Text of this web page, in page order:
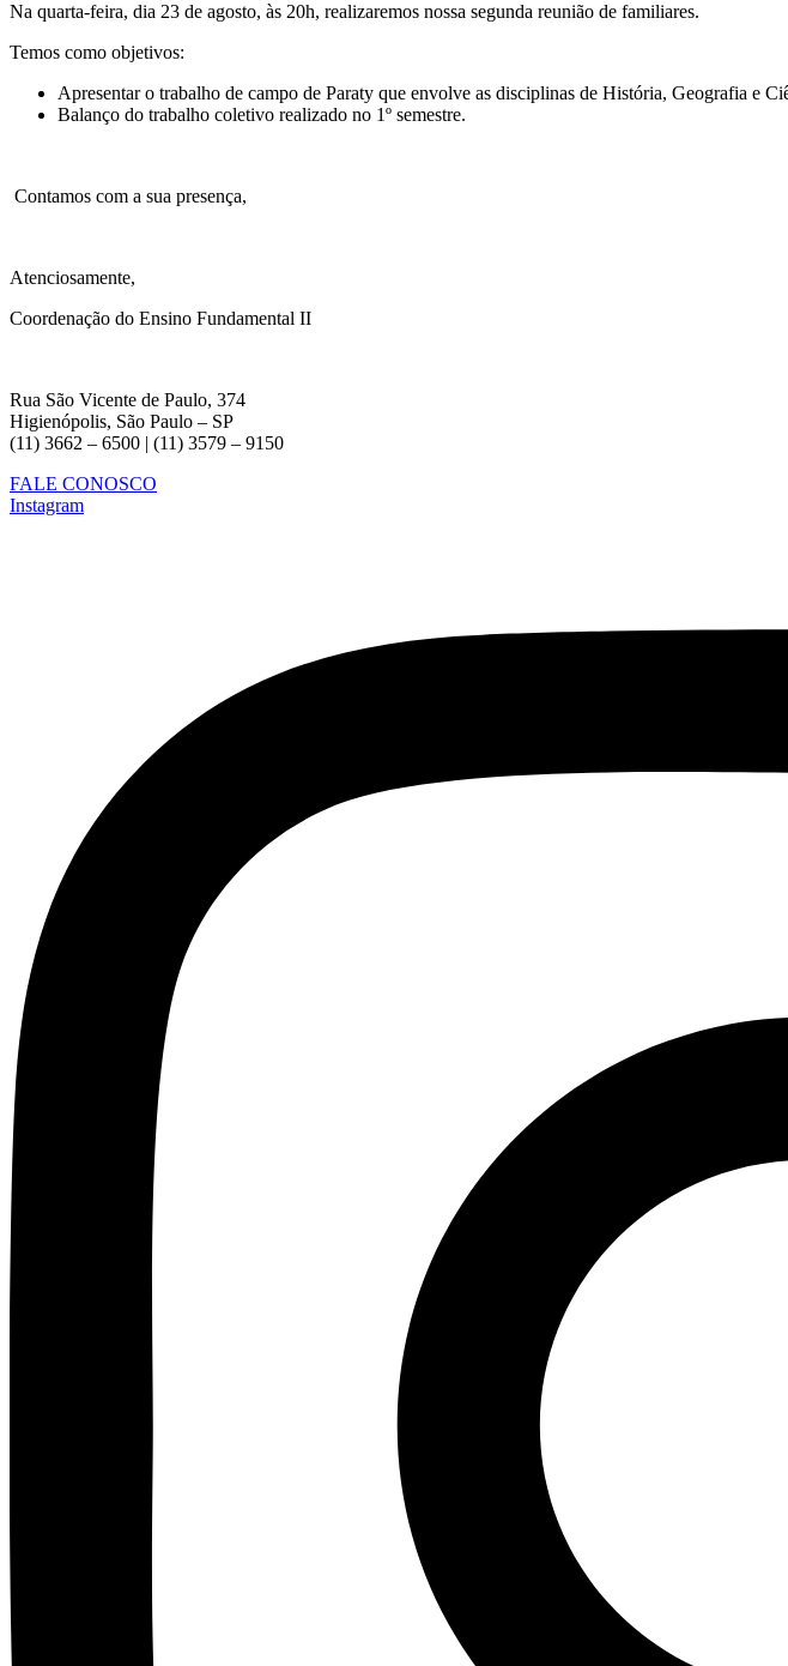
Na quarta-feira, dia 23 de agosto, às 20h, realizaremos nossa segunda reunião de familiares.
Temos como objetivos:
Apresentar o trabalho de campo de Paraty que envolve as disciplinas de História, Geografia e
Balanço do trabalho coletivo realizado no 1º semestre.
Contamos com a sua presença,
Atenciosamente,
Coordenação do Ensino Fundamental II
Rua São Vicente de Paulo, 374
Higienópolis, São Paulo – SP
(11) 3662 – 6500 | (11) 3579 – 9150
FALE CONOSCO
Instagram